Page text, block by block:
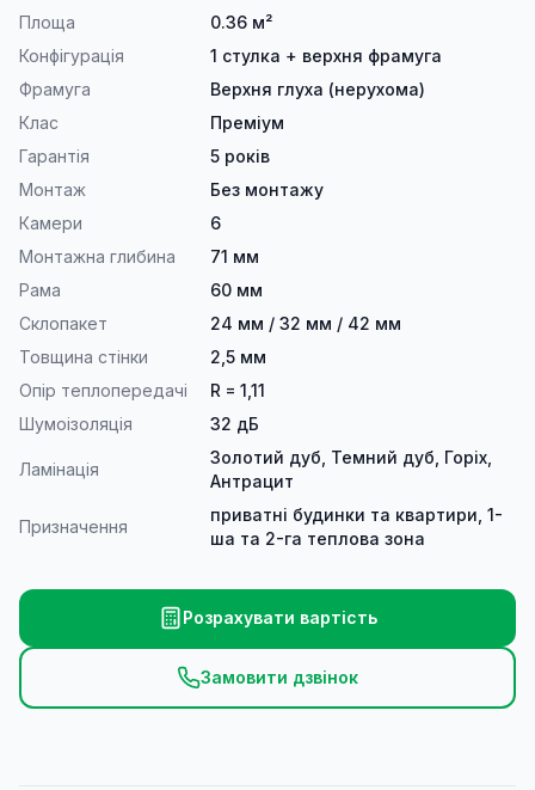
Площа
0.36 м²
Конфігурація
1 стулка + верхня фрамуга
Фрамуга
Верхня глуха (нерухома)
Клас
Преміум
Гарантія
5 років
Монтаж
Без монтажу
Камери
6
Монтажна глибина
71 мм
Рама
60 мм
Склопакет
24 мм / 32 мм / 42 мм
Товщина стінки
2,5 мм
Опір теплопередачі
R = 1,11
Шумоізоляція
32 дБ
Ламінація
Золотий дуб, Темний дуб, Горіх,
Антрацит
Призначення
приватні будинки та квартири, 1-
ша та 2-га теплова зона
Розрахувати вартість
Замовити дзвінок